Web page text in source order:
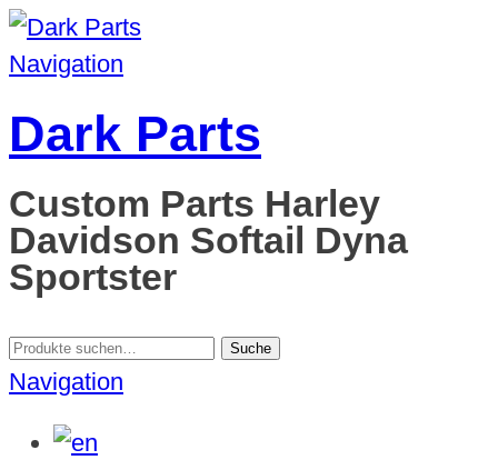
Navigation
Dark Parts
Custom Parts Harley
Davidson Softail Dyna
Sportster
Suche
nach:
Suche
Navigation